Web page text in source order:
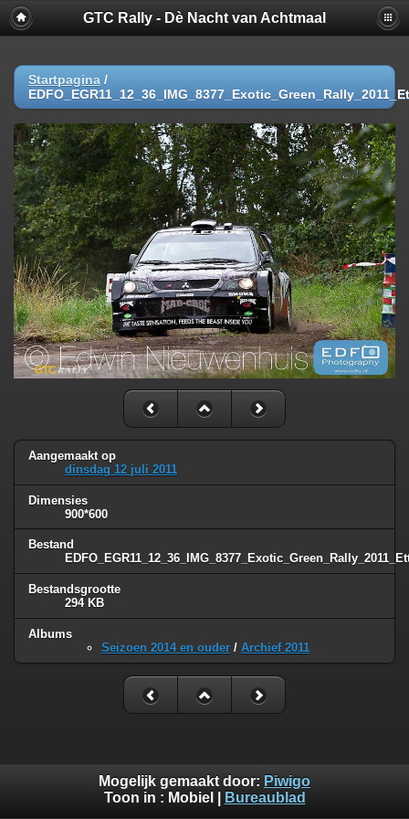
GTC Rally - Dè Nacht van Achtmaal
Startpagina /
Aangemaakt op
dinsdag 12 juli 2011
Dimensies
900*600
Bestand
Bestandsgrootte
294 KB
Albums
Seizoen 2014 en ouder / Archief 2011
Mogelijk gemaakt door: Piwigo
Toon in : Mobiel Bureaublad